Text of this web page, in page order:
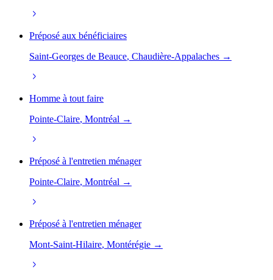
Préposé aux bénéficiaires
Saint-Georges de Beauce, Chaudière-Appalaches →
Homme à tout faire
Pointe-Claire, Montréal →
Préposé à l'entretien ménager
Pointe-Claire, Montréal →
Préposé à l'entretien ménager
Mont-Saint-Hilaire, Montérégie →